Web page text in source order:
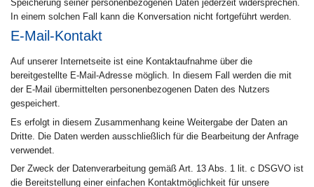
Speicherung seiner personenbezogenen Daten jederzeit widersprechen.
In einem solchen Fall kann die Konversation nicht fortgeführt werden.
E-Mail-Kontakt
Auf unserer Internetseite ist eine Kontaktaufnahme über die
bereitgestellte E-Mail-Adresse möglich. In diesem Fall werden die mit
der E-Mail übermittelten personenbezogenen Daten des Nutzers
gespeichert.
Es erfolgt in diesem Zusammenhang keine Weitergabe der Daten an
Dritte. Die Daten werden ausschließlich für die Bearbeitung der Anfrage
verwendet.
Der Zweck der Datenverarbeitung gemäß Art. 13 Abs. 1 lit. c DSGVO ist
die Bereitstellung einer einfachen Kontaktmöglichkeit für unsere